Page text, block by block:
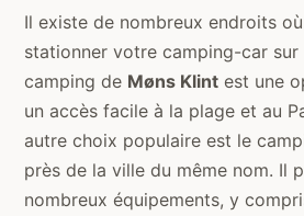
Il existe de nombreux endroits
stationner votre camping-car sur
camping de Møns Klint est une
un accès facile à la plage et au
autre choix populaire est le
près de la ville du même nom. Il
nombreux équipements, y